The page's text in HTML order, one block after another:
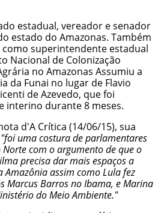
estadual, vereador e senador
estado do Amazonas. Também
superintendente estadual
Nacional de Colonização
no Amazonas Assumiu a
da Funai no lugar de Flavio
de Azevedo, que foi
interino durante 8 meses.
d'A Crítica (14/06/15), sua
"foi uma costura de parlamentares
com o argumento de que o
precisa dar mais espaços a
Amazônia assim como Lula fez
Marcus Barros no Ibama, e Marina
do Meio Ambiente."